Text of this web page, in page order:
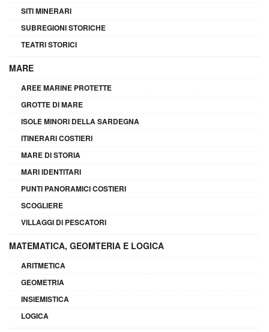
SITI MINERARI
SUBREGIONI STORICHE
TEATRI STORICI
MARE
AREE MARINE PROTETTE
GROTTE DI MARE
ISOLE MINORI DELLA SARDEGNA
ITINERARI COSTIERI
MARE DI STORIA
MARI IDENTITARI
PUNTI PANORAMICI COSTIERI
SCOGLIERE
VILLAGGI DI PESCATORI
MATEMATICA, GEOMTERIA E LOGICA
ARITMETICA
GEOMETRIA
INSIEMISTICA
LOGICA